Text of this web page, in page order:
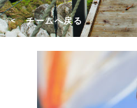
< チームへ戻る